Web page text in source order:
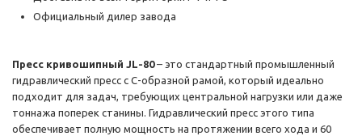
Официальный дилер завода
Пресс кривошипный JL-80– это стандартный промышленный
гидравлический пресс с C-образной рамой, который идеально
подходит для задач, требующих центральной нагрузки или даже
тоннажа поперек станины. Гидравлический пресс этого типа
обеспечивает полную мощность на протяжении всего хода и 60